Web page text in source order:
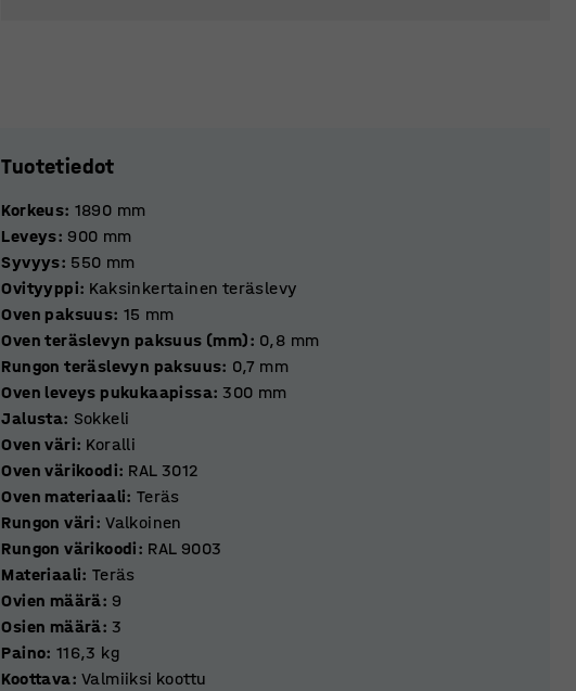
Tuotetiedot
Korkeus: 1890 mm
Leveys: 900 mm
Syvyys: 550 mm
Ovityyppi: Kaksinkertainen teräslevy
Oven paksuus: 15 mm
Oven teräslevyn paksuus (mm): 0,8 mm
Rungon teräslevyn paksuus: 0,7 mm
Oven leveys pukukaapissa: 300 mm
Jalusta: Sokkeli
Oven väri: Koralli
Oven värikoodi: RAL 3012
Oven materiaali: Teräs
Rungon väri: Valkoinen
Rungon värikoodi: RAL 9003
Materiaali: Teräs
Ovien määrä: 9
Osien määrä: 3
Paino: 116,3 kg
Koottava: Valmiiksi koottu